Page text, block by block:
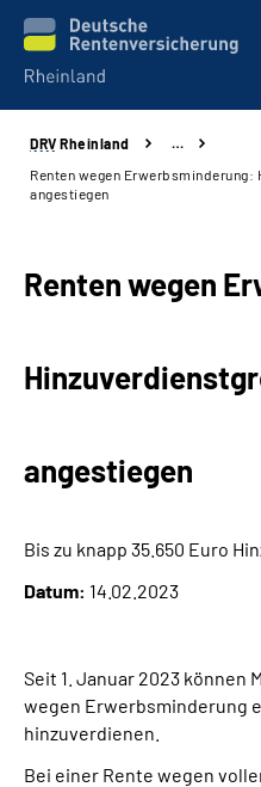
Aktuelles
Online-Services
Über uns
Presse
Leichte Sprache
Suche
DRV Rheinland
…
Renten wegen
angestiegen
Renten wegen
angestiegen
Bis zu knapp 35.650 Euro
Datum: 14.02.2023
Seit 1. Januar 2023 können
wegen Erwerbsminderung
hinzuverdienen.
Bei einer Rente wegen